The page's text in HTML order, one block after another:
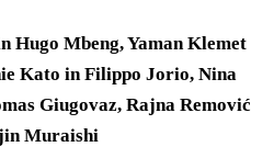
Hugo Mbeng, Yaman Klemet
Kato in Filippo Jorio, Nina
Giugovaz, Rajna Remović
Muraishi